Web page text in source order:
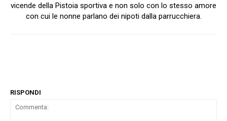
vicende della Pistoia sportiva e non solo con lo stesso amore
con cui le nonne parlano dei nipoti dalla parrucchiera.
RISPONDI